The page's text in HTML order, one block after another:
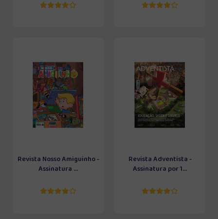
Revista Nosso Amiguinho -
Assinatura ...
Revista Adventista -
Assinatura por 1...